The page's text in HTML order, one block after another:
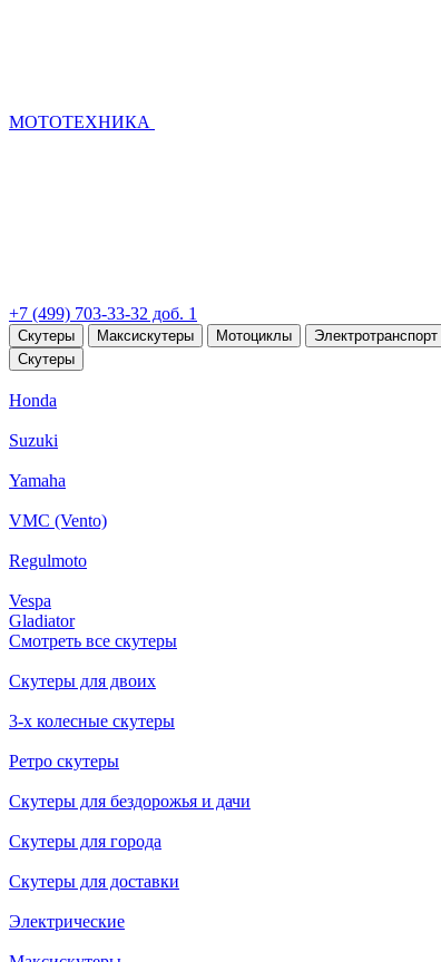
МОТОТЕХНИКА
+7 (499) 703-33-32 доб. 1
Скутеры Максискутеры Мотоциклы Электротранспорт
Скутеры
Honda
Suzuki
Yamaha
VMC (Vento)
Regulmoto
Vespa
Gladiator
Смотреть все скутеры
Скутеры для двоих
3-х колесные скутеры
Ретро скутеры
Скутеры для бездорожья и дачи
Скутеры для города
Скутеры для доставки
Электрические